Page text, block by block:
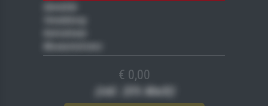
Veredelung
Museumslizenz
€ 0,00
(inkl. 20% MwSt)